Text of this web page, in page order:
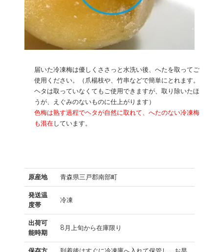
届いた冷凍梅は優しくささっと水洗い後、へたを取ってご
使用ください。（爪楊枝や、竹串などで簡単にとれます。
ヘタは取っていなくてもご使用できますが、取り除いたほ
うが、えぐみのないものに仕上がります）
色梅は熟す過程でヘタが自然に取れて、へたのない冷凍梅
も混在 しています。
原産地 青森県三戸郡南部町
発送温
度帯
冷凍
出荷可
能時期
8月上旬から在庫限り